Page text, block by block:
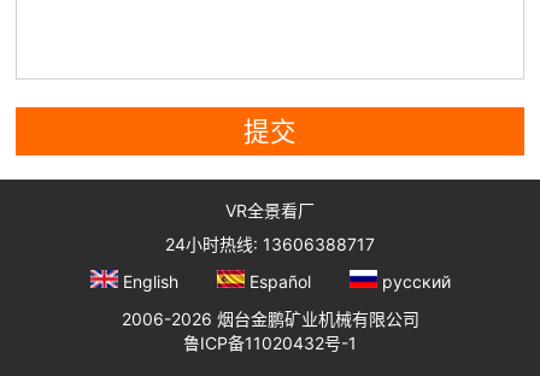
提交
VR全景看厂
24小时热线: 13606388717
English
Español
русский
2006-2026 烟台金鹏矿业机械有限公司
鲁ICP备11020432号-1